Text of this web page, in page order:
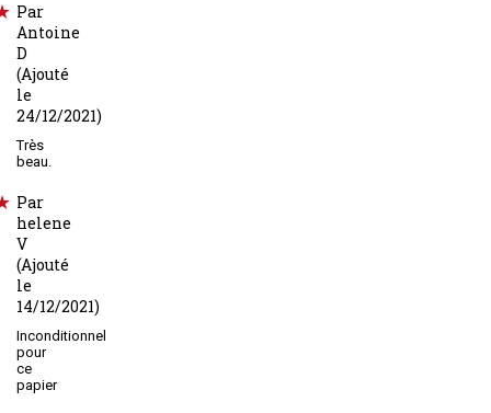
Par
Antoine
D
(Ajouté
le
24/12/2021)
Très
beau.
Par
helene
V
(Ajouté
le
14/12/2021)
Inconditionnel
pour
ce
papier